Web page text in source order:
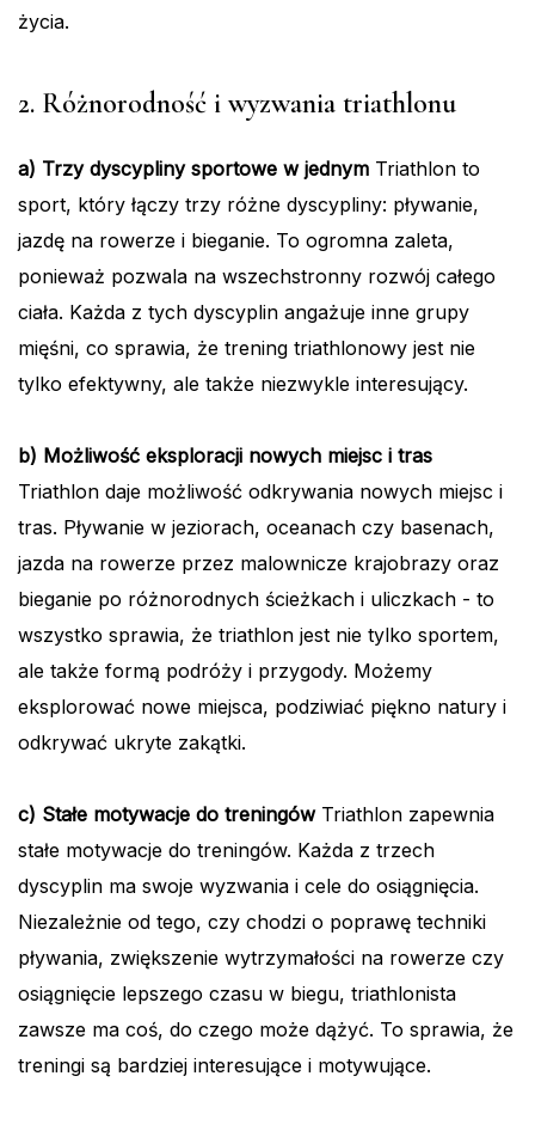
życia.
2. Różnorodność i wyzwania triathlonu
a) Trzy dyscypliny sportowe w jednym Triathlon to
sport, który łączy trzy różne dyscypliny: pływanie,
jazdę na rowerze i bieganie. To ogromna zaleta,
ponieważ pozwala na wszechstronny rozwój całego
ciała. Każda z tych dyscyplin angażuje inne grupy
mięśni, co sprawia, że trening triathlonowy jest nie
tylko efektywny, ale także niezwykle interesujący.
b) Możliwość eksploracji nowych miejsc i tras
Triathlon daje możliwość odkrywania nowych miejsc i
tras. Pływanie w jeziorach, oceanach czy basenach,
jazda na rowerze przez malownicze krajobrazy oraz
bieganie po różnorodnych ścieżkach i uliczkach - to
wszystko sprawia, że triathlon jest nie tylko sportem,
ale także formą podróży i przygody. Możemy
eksplorować nowe miejsca, podziwiać piękno natury i
odkrywać ukryte zakątki.
c) Stałe motywacje do treningówTriathlon zapewnia
stałe motywacje do treningów. Każda z trzech
dyscyplin ma swoje wyzwania i cele do osiągnięcia.
Niezależnie od tego, czy chodzi o poprawę techniki
pływania, zwiększenie wytrzymałości na rowerze czy
osiągnięcie lepszego czasu w biegu, triathlonista
zawsze ma coś, do czego może dążyć. To sprawia, że
treningi są bardziej interesujące i motywujące.